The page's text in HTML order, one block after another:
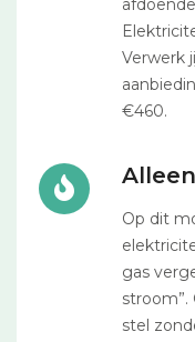
Verwerk
€460.
Op dit
gas
stroom”.
stel